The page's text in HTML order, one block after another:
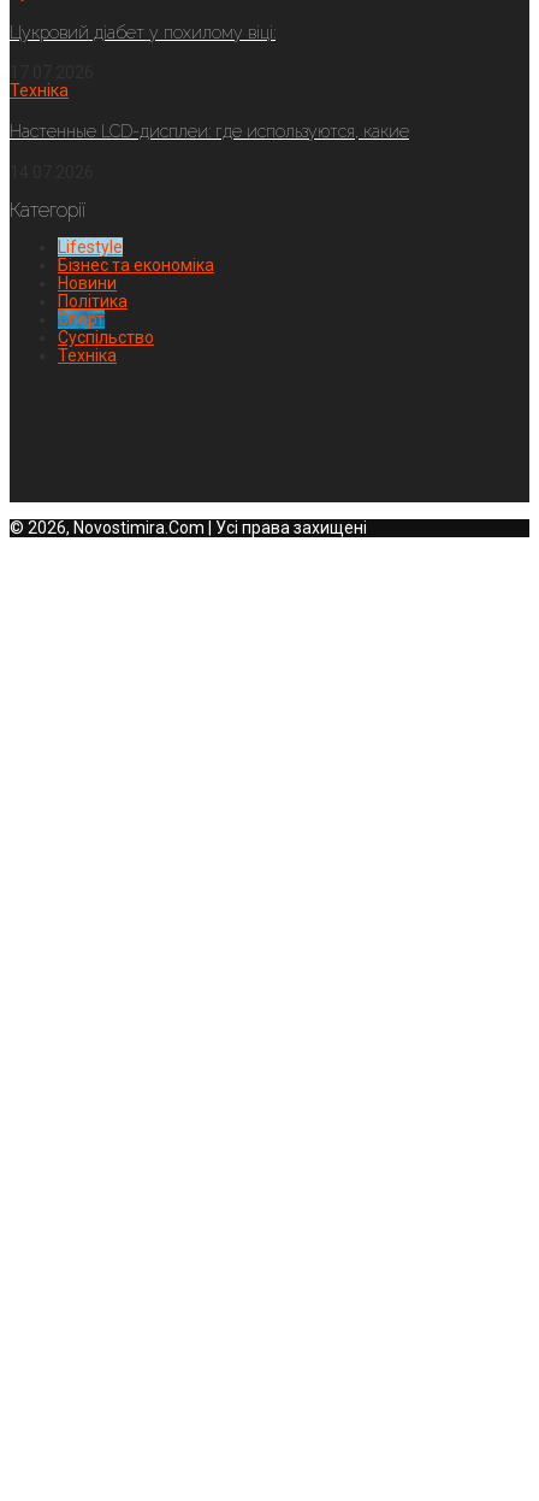
Цукровий діабет у похилому віці:
Техніка
Настенные LCD-дисплеи: где используются, какие
Категорії
Lifestyle
Бізнес та економіка
Новини
Політика
Спорт
Суспільство
Техніка
© 2026, Novostimira.Com | Усі права захищені